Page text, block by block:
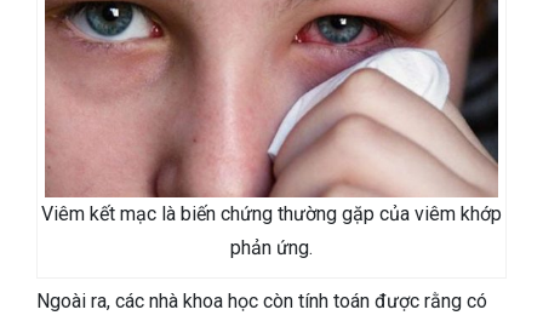
Viêm kết mạc là biến chứng thường gặp của viêm khớp
phản ứng.
Ngoài ra, các nhà khoa học còn tính toán được rằng có